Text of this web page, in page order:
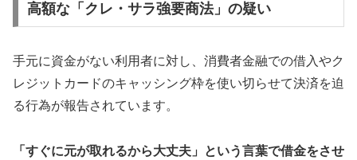
高額な「クレ・サラ強要商法」の疑い
手元に資金がない利用者に対し、消費者金融での借入やク
レジットカードのキャッシング枠を使い切らせて決済を迫
る行為が報告されています。
「すぐに元が取れるから大丈夫」という言葉で借金をさせ